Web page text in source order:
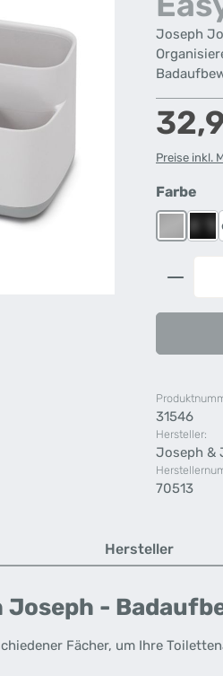
Joseph
Regulärer
Preise inkl.
Farbe
Grau
31546
Hersteller:
Joseph &
70513
Hersteller
-
Fächer, um Ihre